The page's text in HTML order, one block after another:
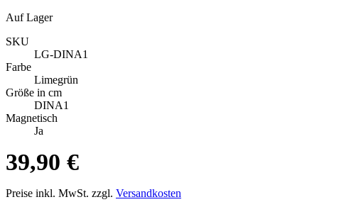
Auf Lager
SKU
LG-DINA1
Farbe
Limegrün
Größe in cm
DINA1
Magnetisch
Ja
39,90 €
Preise inkl. MwSt. zzgl. Versandkosten